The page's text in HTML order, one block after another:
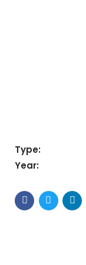
Type:
Year: